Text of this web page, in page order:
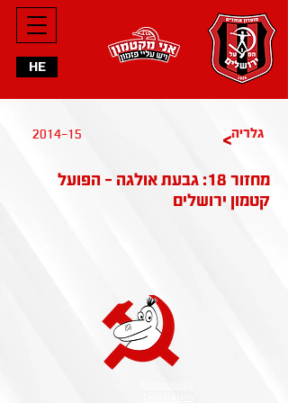
HE
2014-15 >גלריה
מחזור 18: גבעת אולגה - הפועל
קטמון ירושלים